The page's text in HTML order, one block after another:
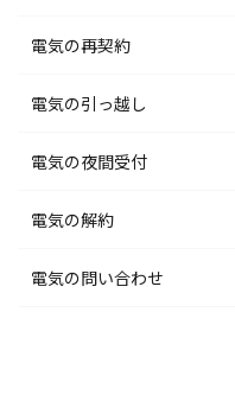
東北電力エリア
東京電力エリア
北陸電力エリア
中部電力エリア
関西電力エリア
北海道電力エリア
東北電力エリア
東京電力エリア
北陸電力エリア
中部電力エリア
電気の再契約
北海道電力エリア
東北電力エリア
東京電力エリア
北陸電力エリア
電気の引っ越し
北海道電力エリア
東北電力エリア
東京電力エリア
電気の夜間受付
北海道電力エリア
東北電力エリア
電気の解約
北海道電力エリア
電気の問い合わせ